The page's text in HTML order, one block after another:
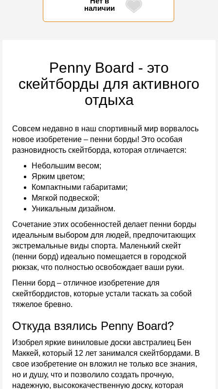
наличии
Penny Board - это
скейтборды для активного
отдыха
Совсем недавно в наш спортивный мир ворвалось
новое изобретение – пенни борды! Это особая
разновидность скейтборда, которая отличается:
Небольшим весом;
Ярким цветом;
Компактными габаритами;
Мягкой подвеской;
Уникальным дизайном.
Сочетание этих особенностей делает пенни борды
идеальным выбором для людей, предпочитающих
экстремальные виды спорта. Маленький скейт
(пенни борд) идеально помещается в городской
рюкзак, что полностью освобождает ваши руки.
Пенни борд – отличное изобретение для
скейтбордистов, которые устали таскать за собой
тяжелое бревно.
Откуда взялись Penny Board?
Изобрел яркие виниловые доски австралиец Бен
Маккей, который 12 лет занимался скейтбордами. В
свое изобретение он вложил не только все знания,
но и душу, что и позволило создать прочную,
надежную, высококачественную доску, которая